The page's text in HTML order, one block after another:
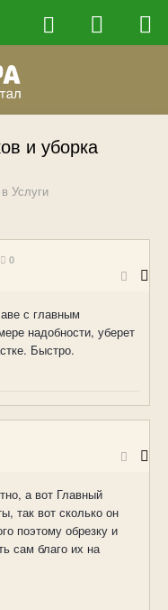
и уборка
в Услуги
0
с главным
надобности, уберет
Быстро.
а вот Главный
так вот сколько он
поэтому обрезку и
сам благо их на